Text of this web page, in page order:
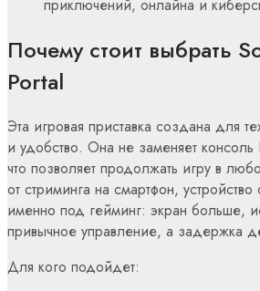
приключений, онлайна и
Почему стоит выбрать
Portal
Эта игровая приставка создана для
и удобство. Она не заменяет
что позволяет продолжать игру в
от стриминга на смартфон,
именно под гейминг: экран больше,
привычное управление, а задержка
Для кого подойдет: